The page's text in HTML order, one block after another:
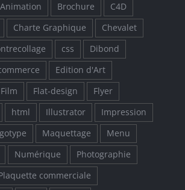
Animation Brochure
C4D
Charte Graphique
Chevalet
css
Dibond
Edition d'Art
Film Flat-design
Flyer
html Illustrator
Impression
Maquettage
Menu
Numérique
Photographie
commerciale